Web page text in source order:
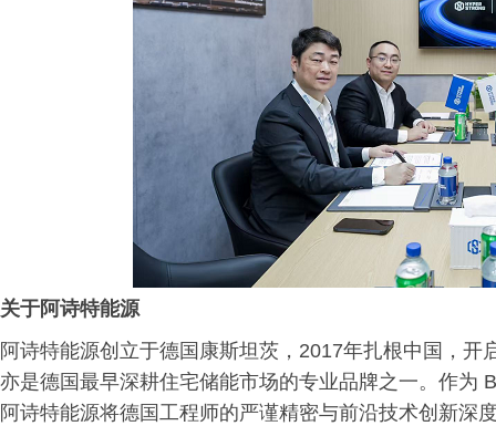
关于阿诗特能源
阿诗特能源创立于德国康斯坦茨，2017年扎根中国，
亦是德国最早深耕住宅储能市场的专业品牌之一。作为
阿诗特能源将德国工程师的严谨精密与前沿技术创新深